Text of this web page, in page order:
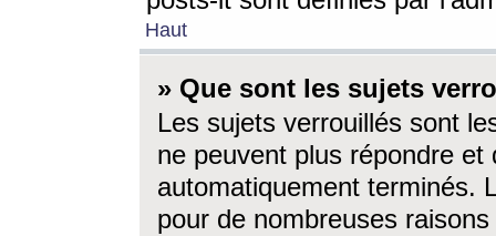
Haut
» Que sont les sujets
Les sujets verrouillés sont
ne peuvent plus répondre
automatiquement terminés.
pour de nombreuses